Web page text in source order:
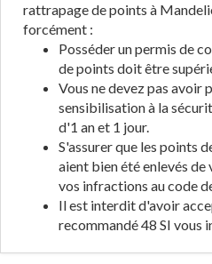
rattrapage de points à
forcément :
Posséder un permis de
de points doit être
Vous ne devez pas avoir
sensibilisation à la
d'1 an et 1 jour.
S'assurer que les points
aient bien été enlevés
vos infractions au code
Il est interdit d'avoir
recommandé 48 SI vous